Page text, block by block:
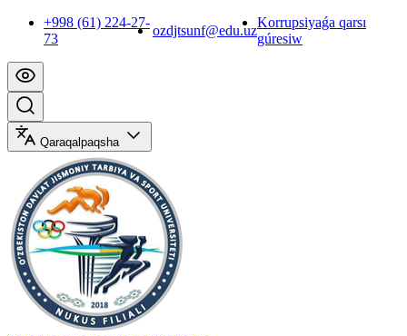
+998 (61) 224-27-
73
ozdjtsunf@edu.uz
Korrupsiyaǵa qarsı
gúresiw
Qaraqalpaqsha